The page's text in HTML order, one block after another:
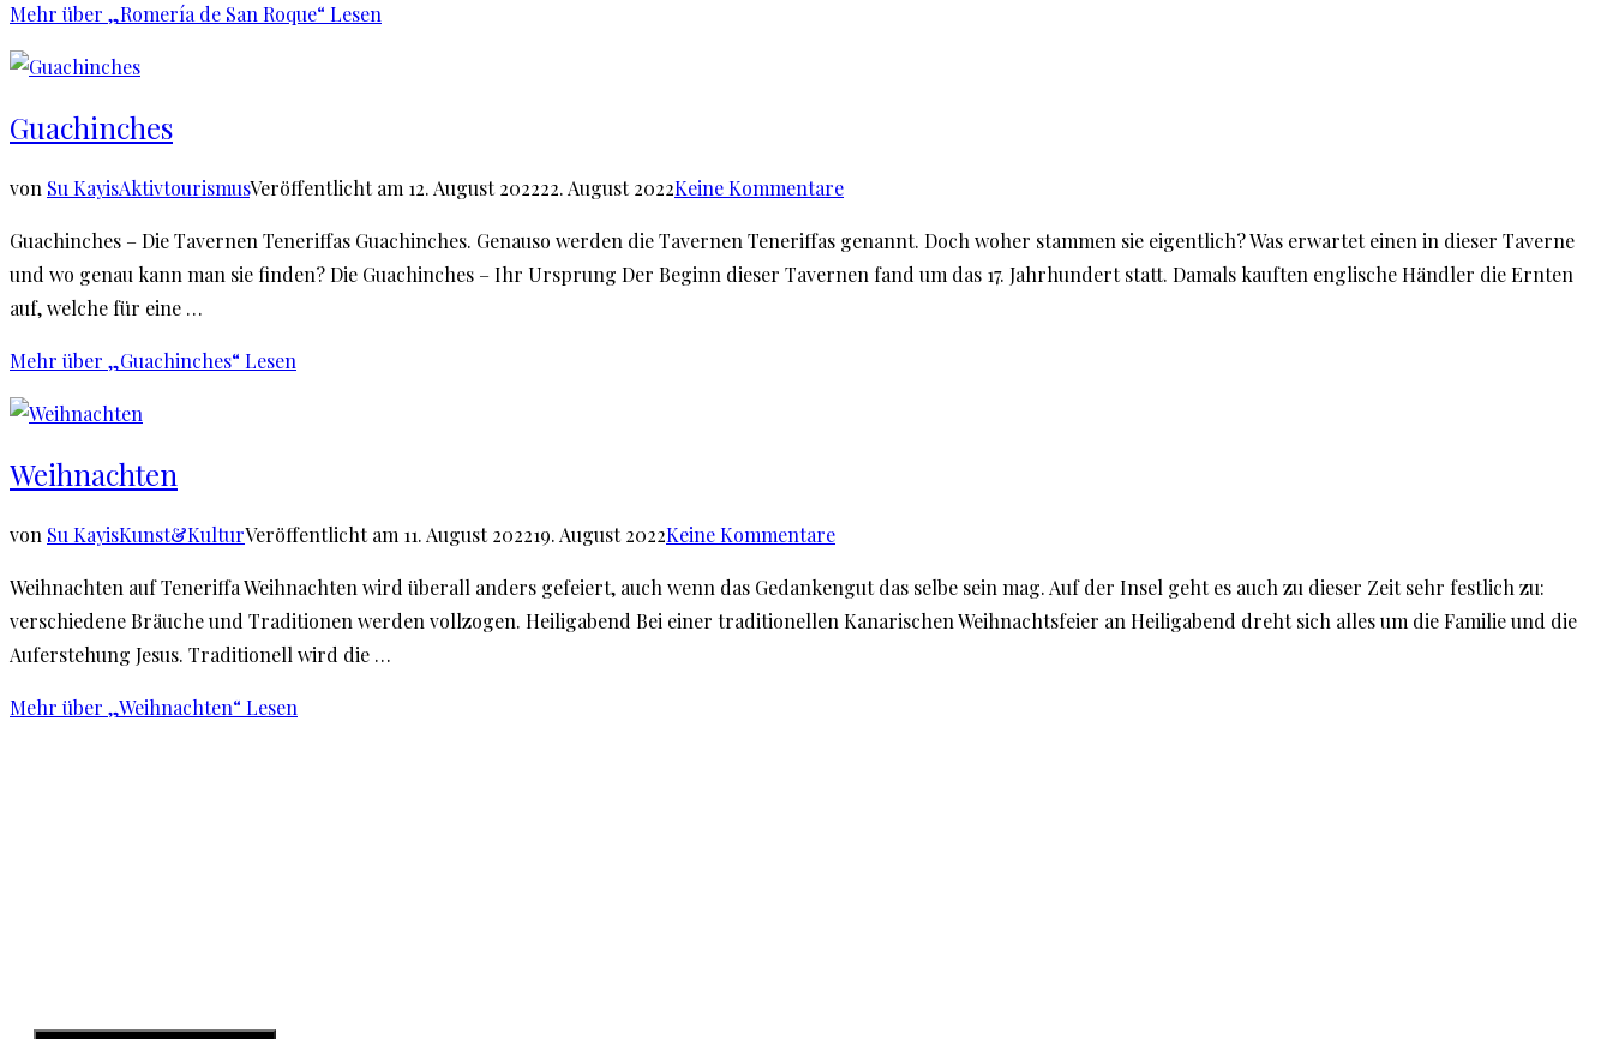
Mehr über „Romería de San Roque“ Lesen
Guachinches
von Su KayisAktivtourismusVeröffentlicht am 12. August 202222. August 2022Keine Kommentare
Guachinches – Die Tavernen Teneriffas Guachinches. Genauso werden die Tavernen Teneriffas genannt. Doch woher stammen sie eigentlich? Was erwartet einen in dieser Taverne
und wo genau kann man sie finden? Die Guachinches – Ihr Ursprung Der Beginn dieser Tavernen fand um das 17. Jahrhundert statt. Damals kauften englische Händler die Ernten
auf, welche für eine …
Mehr über „Guachinches“ Lesen
Weihnachten
von Su KayisKunst&KulturVeröffentlicht am 11. August 202219. August 2022Keine Kommentare
Weihnachten auf Teneriffa Weihnachten wird überall anders gefeiert, auch wenn das Gedankengut das selbe sein mag. Auf der Insel geht es auch zu dieser Zeit sehr festlich zu:
verschiedene Bräuche und Traditionen werden vollzogen. Heiligabend Bei einer traditionellen Kanarischen Weihnachtsfeier an Heiligabend dreht sich alles um die Familie und die
Auferstehung Jesus. Traditionell wird die …
Mehr über „Weihnachten“ Lesen